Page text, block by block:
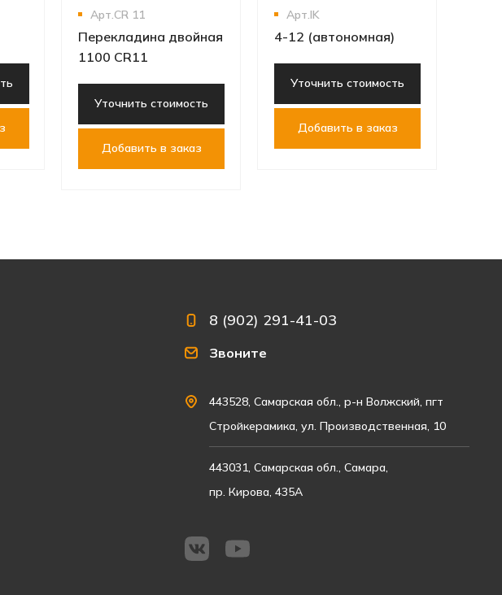
Арт.СR 11
Перекладина двойная
1100 CR11
Уточнить стоимость
Добавить в заказ
Арт.IK
4-12 (автономная)
Уточнить стоимость
Добавить в заказ
8 (902) 291-41-03
Звоните
443528, Самарская обл., р-н Волжский, пгт
Стройкерамика, ул. Производственная, 10
443031, Самарская обл., Самара,
пр. Кирова, 435А